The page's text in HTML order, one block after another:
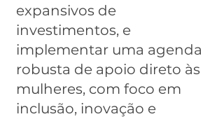
expansivos de
investimentos, e
implementar uma agenda
robusta de apoio direto às
mulheres, com foco em
inclusão, inovação e